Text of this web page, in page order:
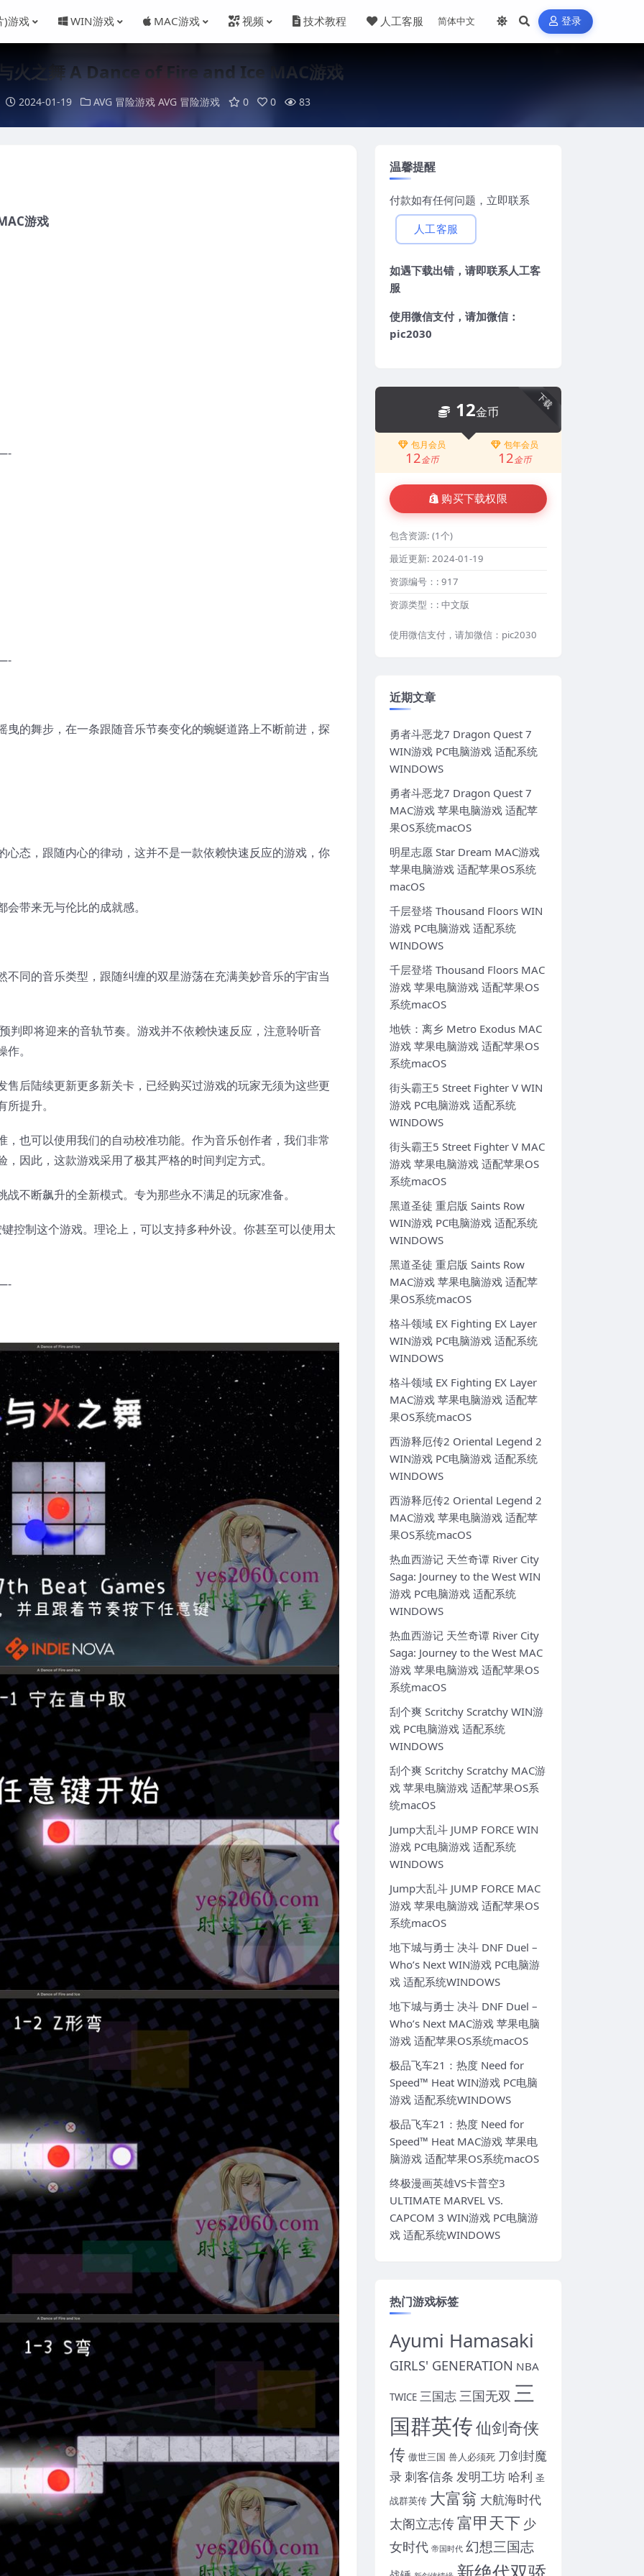
)游戏 WIN游戏 MAC游戏 视频 技术教程 人工客服 登录
火之舞 A Dance of Fire and Ice MAC游戏
2024-01-19 AVG 冒险游戏 AVG 冒险游戏 0 0 83
游戏
的舞步，在一条跟随音乐节奏变化的蜿蜒道路上不断前进，探
态，跟随内心的律动，这并不是一款依赖快速反应的游戏，你
带来无与伦比的成就感。
同的音乐类型，跟随纠缠的双星游荡在充满美妙音乐的宇宙当
判即将迎来的音轨节奏。游戏并不依赖快速反应，注意聆听音
。
后陆续更新更多新关卡，已经购买过游戏的玩家无须为这些更
提升。
也可以使用我们的自动校准功能。作为音乐创作者，我们非常
因此，这款游戏采用了极其严格的时间判定方式。
不断飙升的全新模式。专为那些永不满足的玩家准备。
控制这个游戏。理论上，可以支持多种外设。你甚至可以使用太
温馨提醒
付款如有任何问题，立即联系
人工客服
如遇下载出错，请即联系人工客
服
使用微信支付，请加微信：
pic2030
下载
12金币
包月会员
12金币
包年会员
12金币
购买下载权限
包含资源: (1个)
最近更新: 2024-01-19
资源编号：: 917
资源类型：: 中文版
使用微信支付，请加微信：pic2030
近期文章
勇者斗恶龙7 Dragon Quest 7
WIN游戏 PC电脑游戏 适配系统
WINDOWS
勇者斗恶龙7 Dragon Quest 7
MAC游戏 苹果电脑游戏 适配苹
果OS系统macOS
明星志愿 Star Dream MAC游戏
苹果电脑游戏 适配苹果OS系统
macOS
千层登塔 Thousand Floors WIN
游戏 PC电脑游戏 适配系统
WINDOWS
千层登塔 Thousand Floors MAC
游戏 苹果电脑游戏 适配苹果OS
系统macOS
地铁：离乡 Metro Exodus MAC
游戏 苹果电脑游戏 适配苹果OS
系统macOS
街头霸王5 Street Fighter V WIN
游戏 PC电脑游戏 适配系统
WINDOWS
街头霸王5 Street Fighter V MAC
游戏 苹果电脑游戏 适配苹果OS
系统macOS
黑道圣徒 重启版 Saints Row
WIN游戏 PC电脑游戏 适配系统
WINDOWS
黑道圣徒 重启版 Saints Row
MAC游戏 苹果电脑游戏 适配苹
果OS系统macOS
格斗领域 EX Fighting EX Layer
WIN游戏 PC电脑游戏 适配系统
WINDOWS
格斗领域 EX Fighting EX Layer
MAC游戏 苹果电脑游戏 适配苹
果OS系统macOS
西游释厄传2 Oriental Legend 2
WIN游戏 PC电脑游戏 适配系统
WINDOWS
西游释厄传2 Oriental Legend 2
MAC游戏 苹果电脑游戏 适配苹
果OS系统macOS
热血西游记 天竺奇谭 River City
Saga: Journey to the West WIN
游戏 PC电脑游戏 适配系统
WINDOWS
热血西游记 天竺奇谭 River City
Saga: Journey to the West MAC
游戏 苹果电脑游戏 适配苹果OS
系统macOS
刮个爽 Scritchy Scratchy WIN游
戏 PC电脑游戏 适配系统
WINDOWS
刮个爽 Scritchy Scratchy MAC游
戏 苹果电脑游戏 适配苹果OS系
统macOS
Jump大乱斗 JUMP FORCE WIN
游戏 PC电脑游戏 适配系统
WINDOWS
Jump大乱斗 JUMP FORCE MAC
游戏 苹果电脑游戏 适配苹果OS
系统macOS
地下城与勇士 决斗 DNF Duel –
Who’s Next WIN游戏 PC电脑游
戏 适配系统WINDOWS
地下城与勇士 决斗 DNF Duel –
Who’s Next MAC游戏 苹果电脑
游戏 适配苹果OS系统macOS
极品飞车21：热度 Need for
Speed™ Heat WIN游戏 PC电脑
游戏 适配系统WINDOWS
极品飞车21：热度 Need for
Speed™ Heat MAC游戏 苹果电
脑游戏 适配苹果OS系统macOS
终极漫画英雄VS卡普空3
ULTIMATE MARVEL VS.
CAPCOM 3 WIN游戏 PC电脑游
戏 适配系统WINDOWS
热门游戏标签
Ayumi Hamasaki
GIRLS' GENERATION NBA
TWICE 三国志三国无双 三
国群英传仙剑奇侠
传 傲世三国 兽人必须死 刀剑封魔
录刺客信条 发明工坊 哈利 圣
战群英传 大富翁 大航海时代
太阁立志传富甲天下 少
女时代 帝国时代 幻想三国志